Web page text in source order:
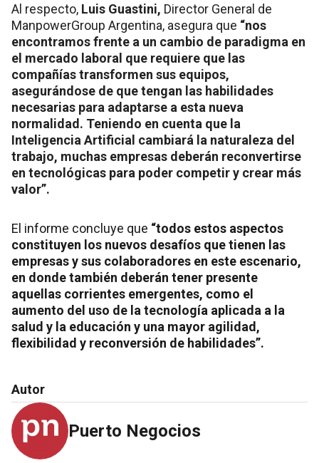
Al respecto, Luis Guastini, Director General de
ManpowerGroup Argentina, asegura que “nos
encontramos frente a un cambio de paradigma en
el mercado laboral que requiere que las
compañías transformen sus equipos,
asegurándose de que tengan las habilidades
necesarias para adaptarse a esta nueva
normalidad. Teniendo en cuenta que la
Inteligencia Artificial cambiará la naturaleza del
trabajo, muchas empresas deberán reconvertirse
en tecnológicas para poder competir y crear más
valor”.
El informe concluye que “todos estos aspectos
constituyen los nuevos desafíos que tienen las
empresas y sus colaboradores en este escenario,
en donde también deberán tener presente
aquellas corrientes emergentes, como el
aumento del uso de la tecnología aplicada a la
salud y la educación y una mayor agilidad,
flexibilidad y reconversión de habilidades”.
Autor
Puerto Negocios